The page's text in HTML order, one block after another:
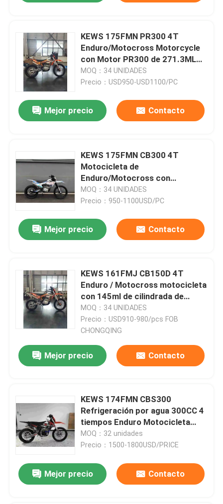
KEWS 175FMN PR300 4T
Enduro/Motocross Motorcycle
con Motor PR300 de 271.3ML
de Cilindrada y Arranque
Eléctrico
MOQ：34 UNIDADES
Precio：USD950-USD1100/PC
Mejor precio Contacto
KEWS 175FMN CB300 4T
Motocicleta de
Enduro/Motocross con
Cilindrada de Pistón de 271.3ML
Motocicleta de Motocross
MOQ：34 UNIDADES
Precio：950-1100USD/PC
Mejor precio Contacto
KEWS 161FMJ CB150D 4T
Enduro / Motocross motocicleta
con 145ml de cilindrada de
pistón eléctrica + arrancador y
transmisión de 5 velocidades
MOQ：34 UNIDADES
Precio：USD910-980/pcs FOB
CHONGQING
Mejor precio Contacto
KEWS 174FMN CBS300
Refrigeración por agua 300CC 4
tiempos Enduro Motocicleta
Motocross Bike
MOQ：32 unidades
Precio：1500-1800USD/PRICE
Mejor precio Contacto